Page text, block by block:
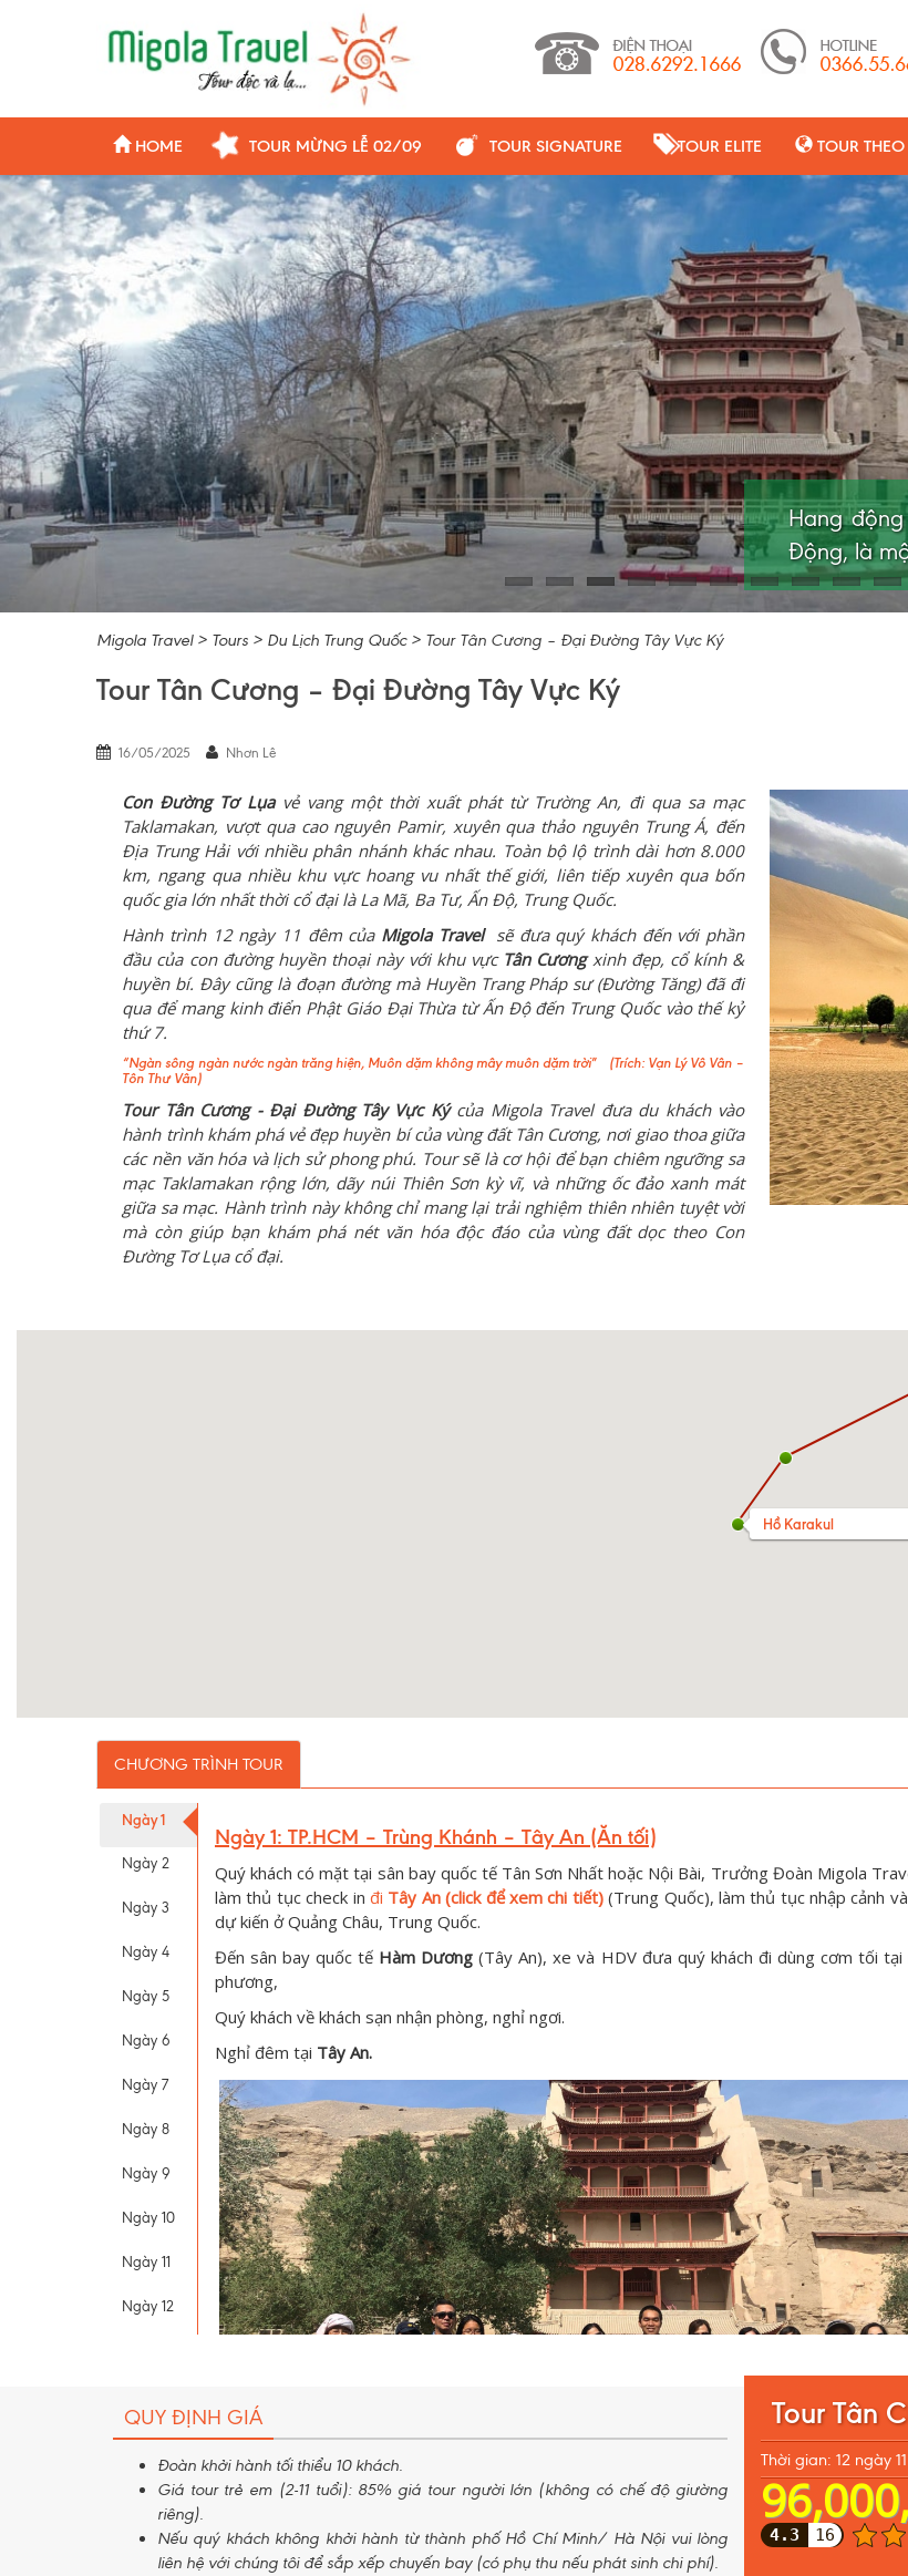
HOME TOUR MỪNG LỄ 02/09 TOUR SIGNATURE TOUR ELITE TOUR
Nguyệt
liềm nằm
Hoàng 5
không
vu.
Migola Travel> Tours > Du Lịch Trung Quốc> Tour Tân Cương – Đại Đường Tây Vực Ký
Tour Tân Cương – Đại Đường Tây Vực Ký
16/05/2025 Nhơn Lê
Con Đường Tơ Lụavẻ vang một thời xuất phát từ Trường An, đi qua sa mạc
Taklamakan, vượt qua cao nguyên Pamir, xuyên qua thảo nguyên Trung Á, đến
Địa Trung Hải với nhiều phân nhánh khác nhau. Toàn bộ lộ trình dài hơn 8.000
km, ngang qua nhiều khu vực hoang vu nhất thế giới, liên tiếp xuyên qua bốn
quốc gia lớn nhất thời cổ đại là La Mã, Ba Tư, Ấn Độ, Trung Quốc.
Hành trình 12 ngày 11 đêm của Migola Travel sẽ đưa quý khách đến với phần
đầu của con đường huyền thoại này với khu vực Tân Cươngxinh đẹp, cổ kính &
huyền bí. Đây cũng là đoạn đường mà Huyền Trang Pháp sư (Đường Tăng) đã đi
qua để mang kinh điển Phật Giáo Đại Thừa từ Ấn Độ đến Trung Quốc vào thế kỷ
thứ 7.
“Ngàn sông ngàn nước ngàn trăng hiện, Muôn dặm không mây muôn dặm trời” (Trích: Vạn Lý Vô Vân –
Tôn Thư Vân)
Tour Tân Cương - Đại Đường Tây Vực Ký của Migola Travel đưa du khách vào
hành trình khám phá vẻ đẹp huyền bí của vùng đất Tân Cương, nơi giao thoa giữa
các nền văn hóa và lịch sử phong phú. Tour sẽ là cơ hội để bạn chiêm ngưỡng sa
mạc Taklamakan rộng lớn, dãy núi Thiên Sơn kỳ vĩ, và những ốc đảo xanh mát
giữa sa mạc. Hành trình này không chỉ mang lại trải nghiệm thiên nhiên tuyệt vời
mà còn giúp bạn khám phá nét văn hóa độc đáo của vùng đất dọc theo Con
Đường Tơ Lụa cổ đại.
Hồ Karakul
CHƯƠNG TRÌNH TOUR
Ngày 1
Ngày 2
Ngày 3
Ngày 4
Ngày 5
Ngày 6
Ngày 7
Ngày 8
Ngày 9
Ngày 10
Ngày 11
Ngày 12
Ngày 1: TP.HCM – Trùng Khánh – Tây An (Ăn tối)
Quý khách có mặt tại sân bay quốc tế Tân Sơn Nhất hoặc Nội Bài, Trưởng Đoàn Migola
làm thủ tục check in đi Tây An (click để xem chi tiết) (Trung Quốc), làm thủ tục nhập cảnh
dự kiến ở Quảng Châu, Trung Quốc.
Đến sân bay quốc tế Hàm Dương (Tây An), xe và HDV đưa quý khách đi dùng cơm tối tại
phương,
Quý khách về khách sạn nhận phòng, nghỉ ngơi.
Nghỉ đêm tại Tây An.
Hành trình khám phá Con đường tơ lụa nổi tiếng.
QUY ĐỊNH GIÁ
Đoàn khởi hành tối thiểu 10 khách.
Giá tour trẻ em (2-11 tuổi): 85% giá tour người lớn (không có chế độ giường
riêng).
Nếu quý khách không khởi hành từ thành phố Hồ Chí Minh/ Hà Nội vui lòng
liên hệ với chúng tôi để sắp xếp chuyến bay (có phụ thu nếu phát sinh chi phí).
Tour Tân
Thời gian: 12 ngày
4.3 16